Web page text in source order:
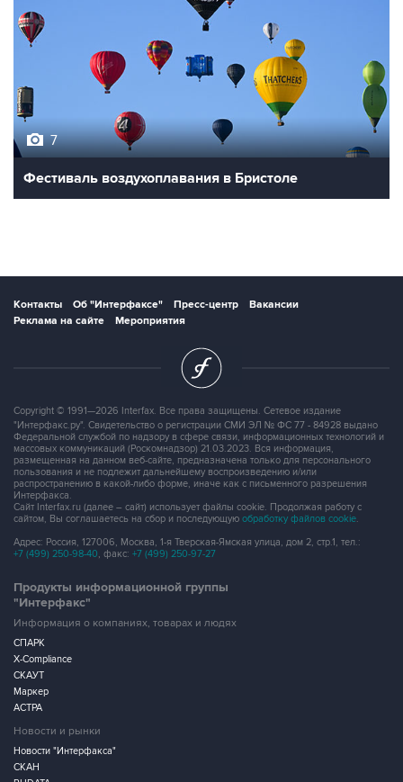
7
Фестиваль воздухоплавания в Бристоле
Контакты Об "Интерфаксе" Пресс-центр
Вакансии
Реклама на сайте
Мероприятия
Copyright © 1991—2026 Interfax. Все права защищены. Сетевое издание
"Интерфакс.ру". Свидетельство о регистрации СМИ ЭЛ № ФС 77 - 84928 выдано
Федеральной службой по надзору в сфере связи, информационных технологий и
массовых коммуникаций (Роскомнадзор) 21.03.2023. Вся информация,
размещенная на данном веб-сайте, предназначена только для персонального
пользования и не подлежит дальнейшему воспроизведению и/или
распространению в какой-либо форме, иначе как с письменного разрешения
Интерфакса.
Сайт Interfax.ru (далее – сайт) использует файлы cookie. Продолжая работу с
сайтом, Вы соглашаетесь на сбор и последующую обработку файлов cookie.
Адрес: Россия, 127006, Москва, 1-я Тверская-Ямская улица, дом 2, стр.1, тел.:
+7 (499) 250-98-40, факс: +7 (499) 250-97-27
Продукты информационной группы
"Интерфакс"
Информация о компаниях, товарах и людях
СПАРК
X-Compliance
СКАУТ
Маркер
АСТРА
Новости и рынки
Новости "Интерфакса"
СКАН